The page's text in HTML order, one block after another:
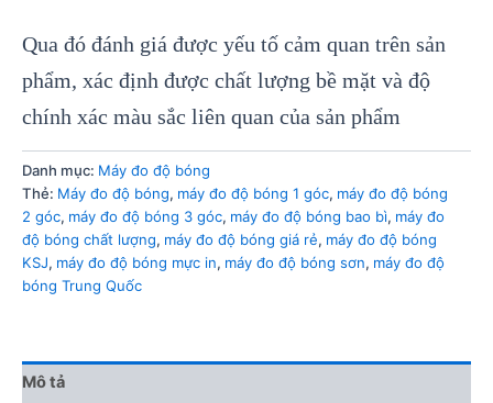
Qua đó đánh giá được yếu tố cảm quan trên sản
phẩm, xác định được chất lượng bề mặt và độ
chính xác màu sắc liên quan của sản phẩm
Danh mục: Máy đo độ bóng
Thẻ: Máy đo độ bóng, máy đo độ bóng 1 góc, máy đo độ bóng
2 góc, máy đo độ bóng 3 góc, máy đo độ bóng bao bì, máy đo
độ bóng chất lượng, máy đo độ bóng giá rẻ, máy đo độ bóng
KSJ, máy đo độ bóng mực in, máy đo độ bóng sơn, máy đo độ
bóng Trung Quốc
Mô tả